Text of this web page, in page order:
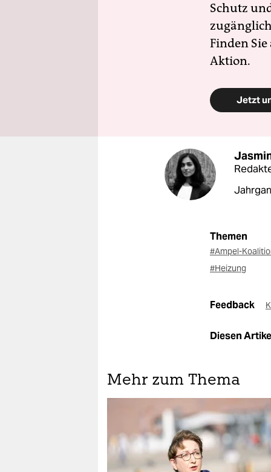
Schutz
Finden
Aktion.
Jetzt
Themen
#Ampel-
#Heizung
Feedback
Diesen
Mehr zum Thema